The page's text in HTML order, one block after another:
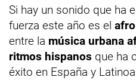
Si hay un sonido que ha
fuerza este año es el
entre la música urbana
ritmos hispanos que ha
éxito en España y